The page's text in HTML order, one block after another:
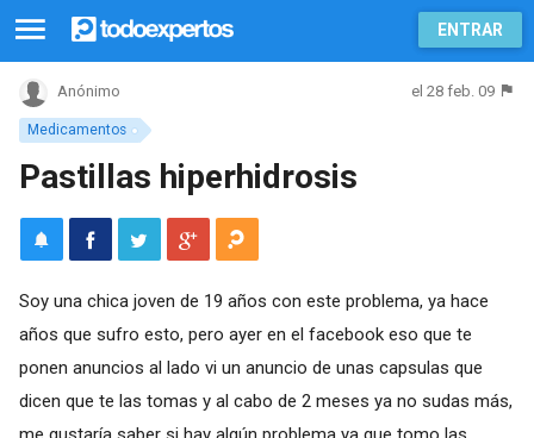
ENTRAR
Medicamentos
Anónimo el 28 feb. 09
Pastillas hiperhidrosis
Soy una chica joven de 19 años con este problema, ya hace
años que sufro esto, pero ayer en el facebook eso que te
ponen anuncios al lado vi un anuncio de unas capsulas que
dicen que te las tomas y al cabo de 2 meses ya no sudas más,